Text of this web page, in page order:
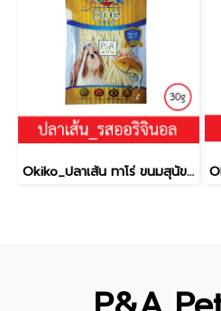
Okiko_ปลาเส้น ทาโร่ ขนมสุนัข (เนื้อปลา 100%) _รสออริจินอล30g.